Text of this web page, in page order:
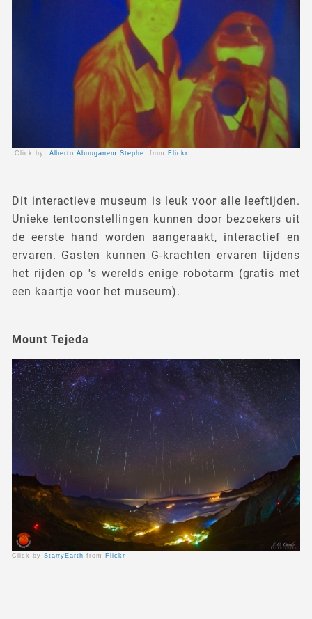
Click by Alberto Abouganem Stephe from Flickr
Dit interactieve museum is leuk voor alle leeftijden.
Unieke tentoonstellingen kunnen door bezoekers uit
de eerste hand worden aangeraakt, interactief en
ervaren. Gasten kunnen G-krachten ervaren tijdens
het rijden op 's werelds enige robotarm (gratis met
een kaartje voor het museum).
Click by StarryEarth from Flickr
Mount Tejeda